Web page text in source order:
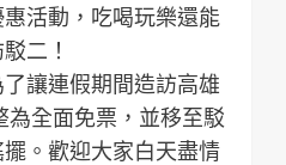
活動，吃喝玩樂還能
二！
讓連假期間造訪高雄
全面免票，並移至駁
。歡迎大家白天盡情